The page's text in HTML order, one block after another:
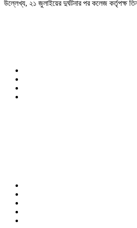
উল্লেখ্য, ২১ জুলাইয়ের দুর্ঘটনার পর কলেজ কর্তৃপক্ষ